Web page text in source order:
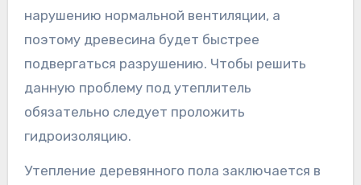
нарушению нормальной вентиляции, а
поэтому древесина будет быстрее
подвергаться разрушению. Чтобы решить
данную проблему под утеплитель
обязательно следует проложить
гидроизоляцию.
Утепление деревянного пола заключается в